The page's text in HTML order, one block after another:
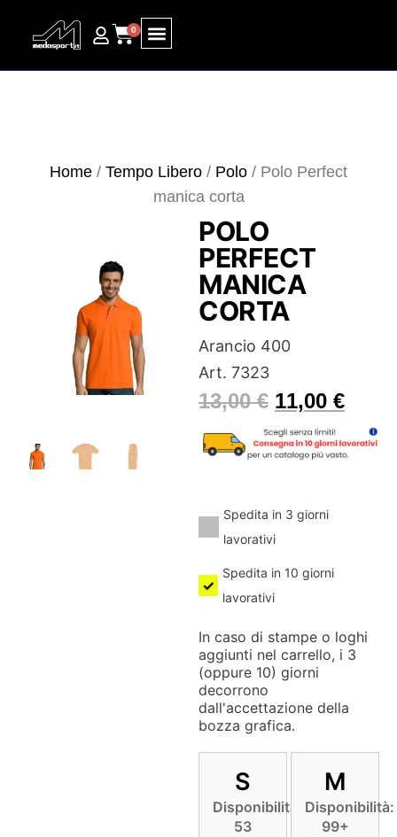
0
Home / Tempo Libero / Polo / Polo Perfect
manica corta
POLO
PERFECT
MANICA
CORTA
Arancio 400
Art. 7323
13,00€ 11,00 €
Spedita in 3 giorni
lavorativi
Spedita in 10 giorni
lavorativi
In caso di stampe o loghi
aggiunti nel carrello, i 3
(oppure 10) giorni
decorrono
dall'accettazione della
bozza grafica.
S
Disponibilità:
53
M
Disponibilità:
99+